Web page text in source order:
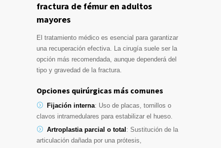
fractura de fémur en adultos
mayores
El tratamiento médico es esencial para garantizar
una recuperación efectiva. La cirugía suele ser la
opción más recomendada, aunque dependerá del
tipo y gravedad de la fractura.
Opciones quirúrgicas más comunes
Fijación interna: Uso de placas, tornillos o
clavos intramedulares para estabilizar el hueso.
Artroplastia parcial o total : Sustitución de la
articulación dañada por una prótesis,